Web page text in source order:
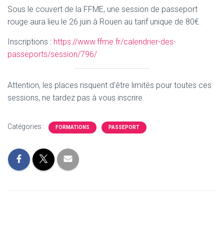
Sous le couvert de la FFME, une session de passeport
rouge aura lieu le 26 juin à Rouen au tarif unique de 80€.
Inscriptions : https://www.ffme.fr/calendrier-des-
passeports/session/796/
Attention, les places risquent d’être limités pour toutes ces
sessions, ne tardez pas à vous inscrire.
Catégories : FORMATIONS PASSEPORT